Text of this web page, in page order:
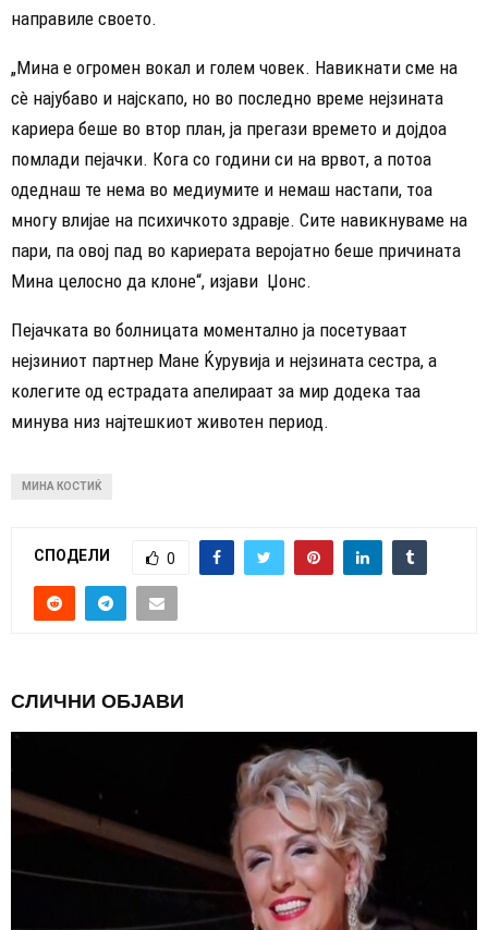
направиле своето.
„Мина е огромен вокал и голем човек. Навикнати сме на
сè најубаво и најскапо, но во последно време нејзината
кариера беше во втор план, ја прегази времето и дојдоа
помлади пејачки. Кога со години си на врвот, а потоа
одеднаш те нема во медиумите и немаш настапи, тоа
многу влијае на психичкото здравје. Сите навикнуваме на
пари, па овој пад во кариерата веројатно беше причината
Мина целосно да клоне“, изјави Џонс.
Пејачката во болницата моментално ја посетуваат
нејзиниот партнер Мане Ќурувија и нејзината сестра, а
колегите од естрадата апелираат за мир додека таа
минува низ најтешкиот животен период.
МИНА КОСТИЌ
СПОДЕЛИ 0
СЛИЧНИ ОБЈАВИ